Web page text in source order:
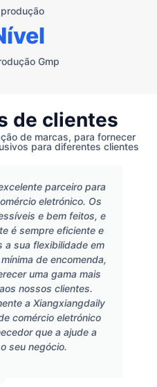
Gmp
de clientes
de marcas, para fornecer
para diferentes clientes
parceiro para
eletrónico. Os
e bem feitos, e
é sempre eficiente e
a sua flexibilidade em
de encomenda,
uma gama mais
nossos clientes.
a Xiangxiangdaily
comércio eletrónico
que a ajude a
seu negócio.